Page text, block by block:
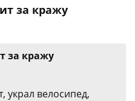
за кражу
за кражу
украл велосипед,